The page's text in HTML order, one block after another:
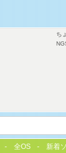
ち
全OS 新着